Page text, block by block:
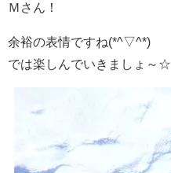
Ｍさん！
余裕の表情ですね(*^▽^*)
では楽しんでいきましょ～☆